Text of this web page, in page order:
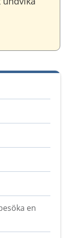
en